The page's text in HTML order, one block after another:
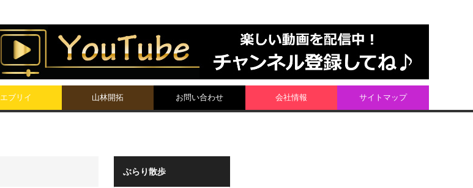
エブリイ 山林開拓 お問い合わせ 会社情報 サイトマップ
ぶらり散歩